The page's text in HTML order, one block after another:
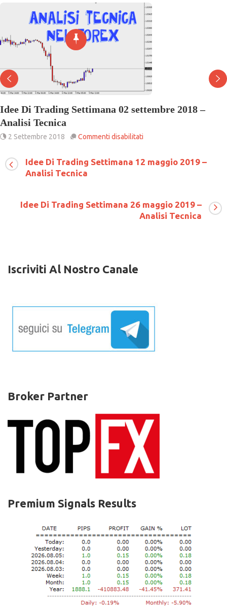
Idee Di Trading Settimana 02 settembre 2018 –
Analisi Tecnica
2 Settembre 2018 Commenti disabilitati
Trading
–
Analisi
Idee Di Trading Settimana 12 maggio 2019 –
Analisi Tecnica
Idee Di Trading Settimana 26 maggio 2019 –
Analisi Tecnica
Iscriviti Al Nostro Canale
Broker Partner
Premium Signals Results